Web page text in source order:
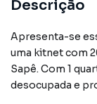
Descrição
Apresenta-se
uma kitnet com
Sapê. Com 1
desocupada e